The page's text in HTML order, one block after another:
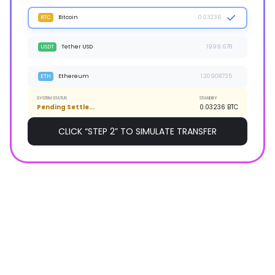
ON-CHAIN TRANSACTION DETECTED